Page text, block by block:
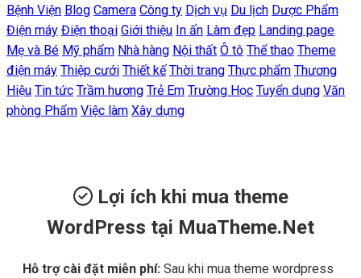
Bệnh Viện Blog Camera Công ty Dịch vụ Du lịch Dược Phẩm
Điện máy Điện thoại Giới thiệu In ấn Làm đẹp Landing page
Mẹ và Bé Mỹ phẩm Nhà hàng Nội thất Ô tô Thể thao Theme
điện máy Thiệp cưới Thiết kế Thời trang Thực phẩm Thương
Hiệu Tin tức Trầm hương Trẻ Em Trường Học Tuyển dụng Văn
phòng Phẩm Việc làm Xây dựng
Lợi ích khi mua theme
WordPress tại MuaTheme.Net
Hỗ trợ cài đặt miễn phí: Sau khi mua theme wordpress